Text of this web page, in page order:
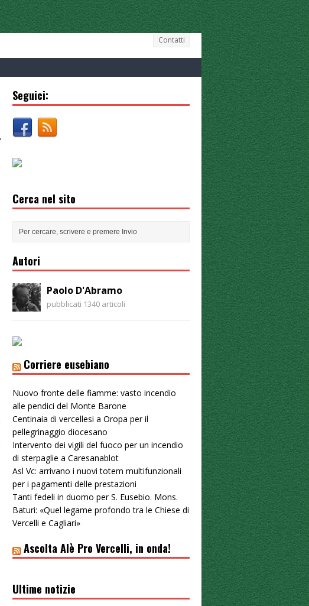
Contatti
Seguici:
Cerca nel sito
Autori
Paolo D'Abramo
pubblicati 1340 articoli
Corriere eusebiano
Nuovo fronte delle fiamme: vasto incendio
alle pendici del Monte Barone
Centinaia di vercellesi a Oropa per il
pellegrinaggio diocesano
Intervento dei vigili del fuoco per un incendio
di sterpaglie a Caresanablot
Asl Vc: arrivano i nuovi totem multifunzionali
per i pagamenti delle prestazioni
Tanti fedeli in duomo per S. Eusebio. Mons.
Baturi: «Quel legame profondo tra le Chiese di
Vercelli e Cagliari»
Ascolta Alè Pro Vercelli, in onda!
Ultime notizie